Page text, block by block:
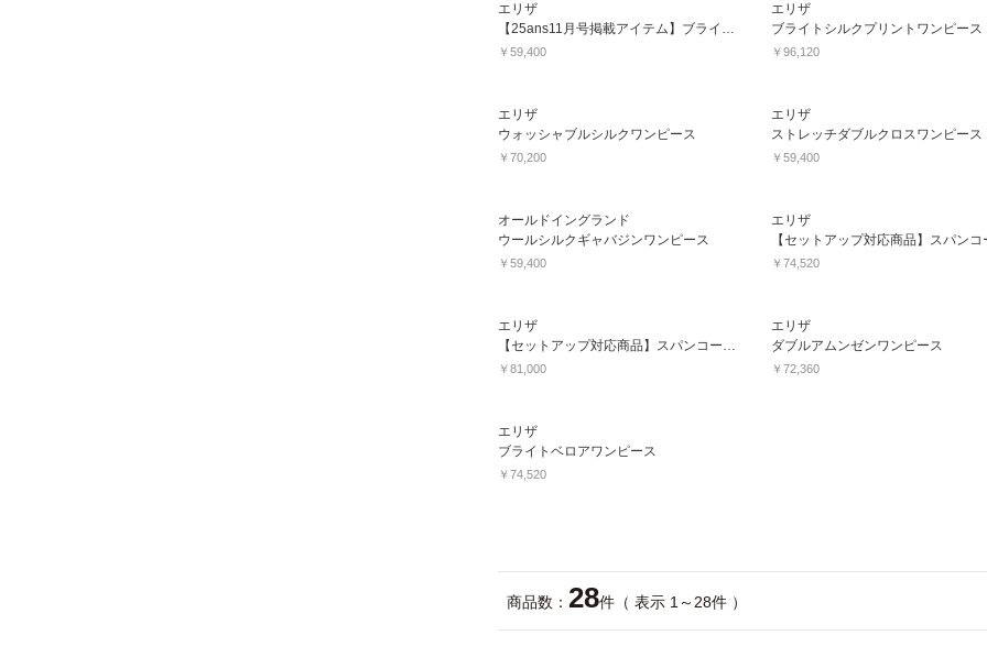
エリザ
【25ans11月号掲載アイテム】ブライトベロアワンピース
￥59,400
エリザ
ブライトシルクプリントワンピース
￥96,120
エリザ
ウォッシャブルシルクワンピース
￥70,200
エリザ
ストレッチダブルクロスワンピース
￥59,400
オールドイングランド
ウールシルクギャバジンワンピース
￥59,400
エリザ
￥74,520
エリザ
【セットアップ対応商品】スパンコールファンシーツィードワンピース
￥81,000
エリザ
ダブルアムンゼンワンピース
￥72,360
エリザ
ブライトベロアワンピース
￥74,520
商品数： 28件（ 表示 1～28件 ）